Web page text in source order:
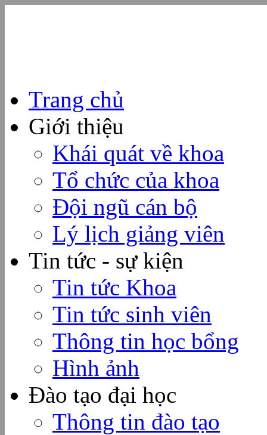
Trang chủ
Giới thiệu
Khái quát về khoa
Tổ chức của khoa
Đội ngũ cán bộ
Lý lịch giảng viên
Tin tức - sự kiện
Tin tức Khoa
Tin tức sinh viên
Thông tin học bổng
Hình ảnh
Đào tạo đại học
Thông tin đào tạo